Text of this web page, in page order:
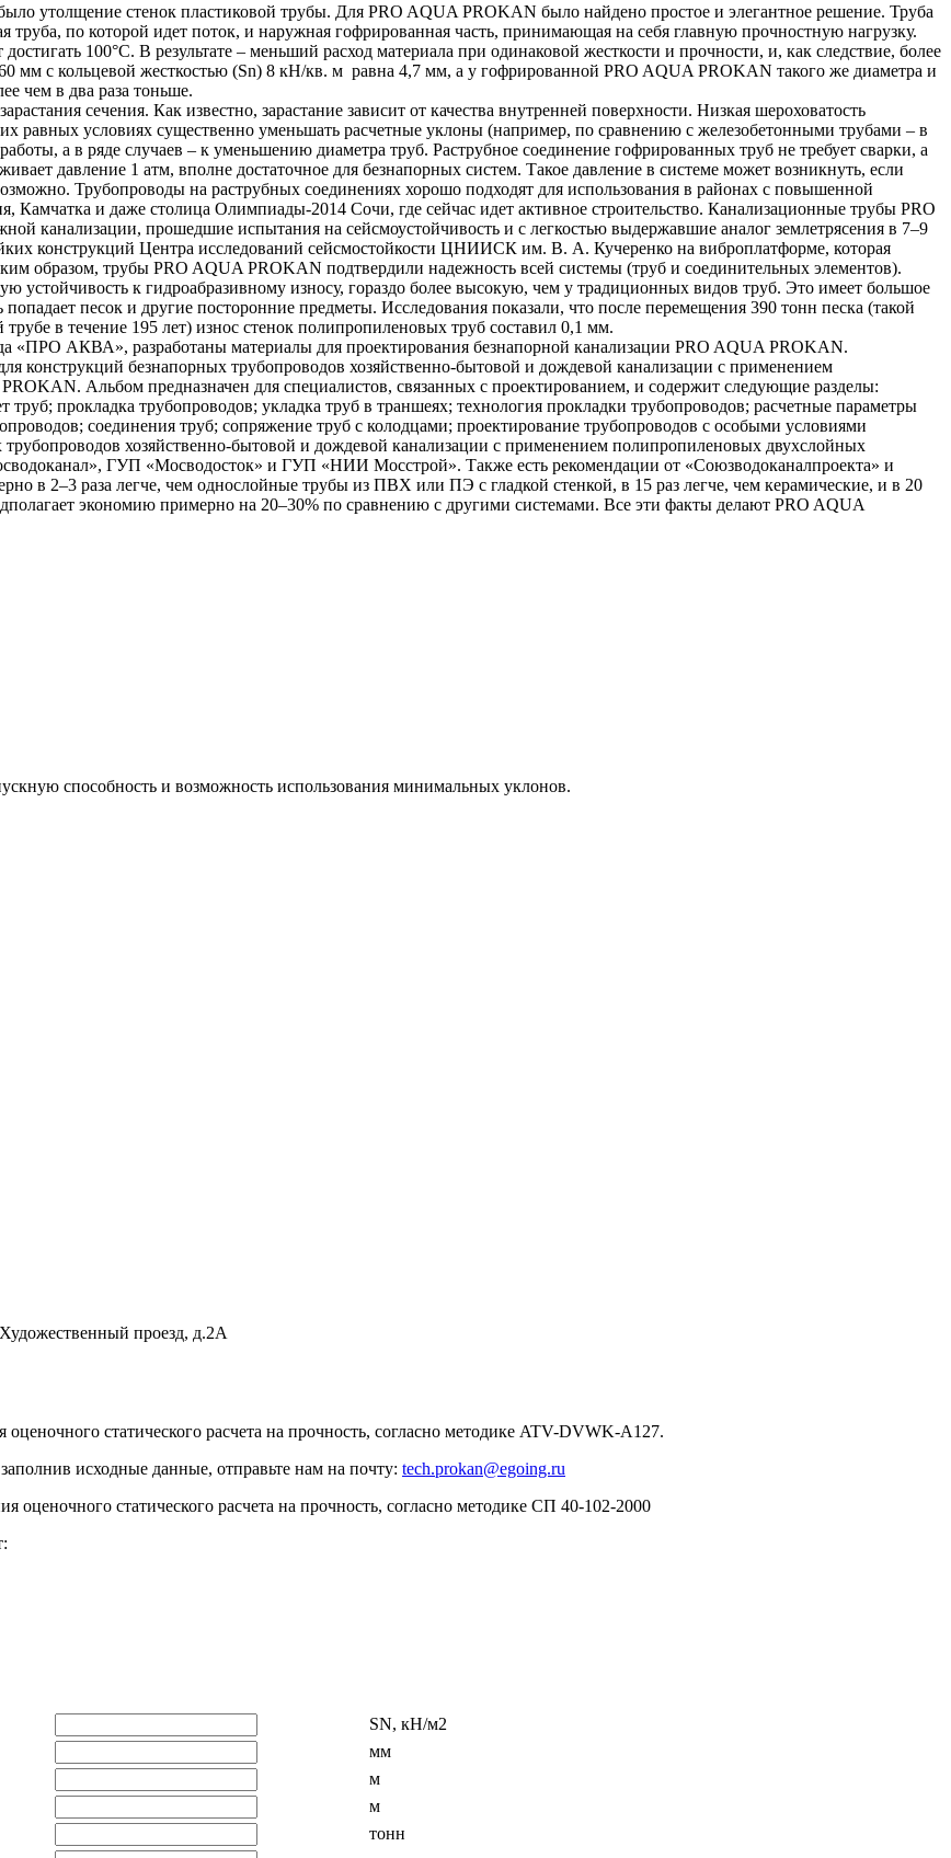
утолщение стенок пластиковой трубы. Для PRO AQUA PROKAN было найдено простое и элегантное решение. Труба
труба, по которой идет поток, и наружная гофрированная часть, принимающая на себя главную прочностную нагрузку.
100°С. В результате – меньший расход материала при одинаковой жесткости и прочности, и, как следствие, более
мм с кольцевой жесткостью (Sn) 8 кН/кв. м равна 4,7 мм, а у гофрированной PRO AQUA PROKAN такого же диаметра и
чем в два раза тоньше.
сечения. Как известно, зарастание зависит от качества внутренней поверхности. Низкая шероховатость
равных условиях существенно уменьшать расчетные уклоны (например, по сравнению с железобетонными трубами – в
а в ряде случаев – к уменьшению диаметра труб. Раструбное соединение гофрированных труб не требует сварки, а
давление 1 атм, вполне достаточное для безнапорных систем. Такое давление в системе может возникнуть, если
Трубопроводы на раструбных соединениях хорошо подходят для использования в районах с повышенной
Камчатка и даже столица Олимпиады-2014 Сочи, где сейчас идет активное строительство. Канализационные трубы PRO
канализации, прошедшие испытания на сейсмоустойчивость и с легкостью выдержавшие аналог землетрясения в 7–9
конструкций Центра исследований сейсмостойкости ЦНИИСК им. В. А. Кучеренко на виброплатформе, которая
образом, трубы PRO AQUA PROKAN подтвердили надежность всей системы (труб и соединительных элементов).
к гидроабразивному износу, гораздо более высокую, чем у традиционных видов труб. Это имеет большое
песок и другие посторонние предметы. Исследования показали, что после перемещения 390 тонн песка (такой
в течение 195 лет) износ стенок полипропиленовых труб составил 0,1 мм.
АКВА», разработаны материалы для проектирования безнапорной канализации PRO AQUA PROKAN.
конструкций безнапорных трубопроводов хозяйственно-бытовой и дождевой канализации с применением
Альбом предназначен для специалистов, связанных с проектированием, и содержит следующие разделы:
прокладка трубопроводов; укладка труб в траншеях; технология прокладки трубопроводов; расчетные параметры
соединения труб; сопряжение труб с колодцами; проектирование трубопроводов с особыми условиями
хозяйственно-бытовой и дождевой канализации с применением полипропиленовых двухслойных
ГУП «Мосводосток» и ГУП «НИИ Мосстрой». Также есть рекомендации от «Союзводоканалпроекта» и
в 2–3 раза легче, чем однослойные трубы из ПВХ или ПЭ с гладкой стенкой, в 15 раз легче, чем керамические, и в 20
экономию примерно на 20–30% по сравнению с другими системами. Все эти факты делают PRO AQUA
способность и возможность использования минимальных уклонов.
Художественный проезд, д.2А
статического расчета на прочность, согласно методике ATV-DVWK-A127.
исходные данные, отправьте нам на почту: tech.prokan@egoing.ru
оценочного статического расчета на прочность, согласно методике СП 40-102-2000
SN, кН/м2
мм
м
м
тонн